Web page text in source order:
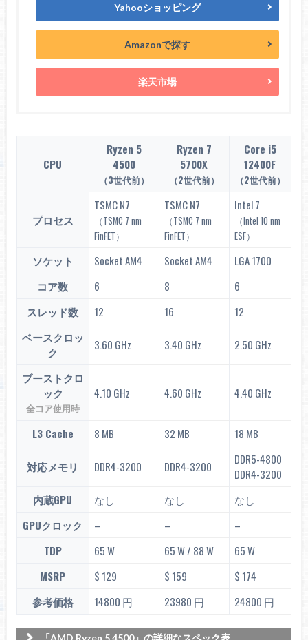
Yahooショッピング
Amazonで探す
楽天市場
CPU
Ryzen 5
4500
（3世代前）
Ryzen 7
5700X
（2世代前）
Core i5
12400F
（2世代前）
プロセス
TSMC N7
（TSMC 7 nm
FinFET）
TSMC N7
（TSMC 7 nm
FinFET）
Intel 7
（Intel 10 nm
ESF）
ソケット Socket AM4 Socket AM4
LGA 1700
コア数
6 8
6
スレッド数
12 16
12
ベースクロッ
ク
3.60 GHz 3.40 GHz 2.50 GHz
ブーストクロ
ック
全コア使用時
4.10 GHz 4.60 GHz 4.40 GHz
L3 Cache 8 MB 32 MB 18 MB
対応メモリ DDR4-3200 DDR4-3200
DDR5-4800
DDR4-3200
内蔵GPU
なし なし
なし
GPUクロック
– –
–
TDP
65 W 65 W / 88 W
65 W
MSRP
$ 129 $ 159
$ 174
参考価格
14800 円 23980 円 24800 円